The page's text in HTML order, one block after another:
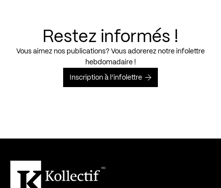
Restez informés !
Vous aimez nos publications? Vous adorerez notre infolettre
hebdomadaire !
Inscription à l’infolettre